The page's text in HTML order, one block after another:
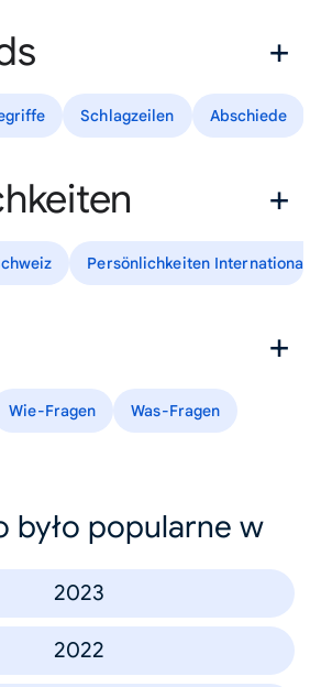
Schlagzeilen Abschiede
Persönlichkeiten International
Wie-Fragen Was-Fragen
było popularne w
2023
2022